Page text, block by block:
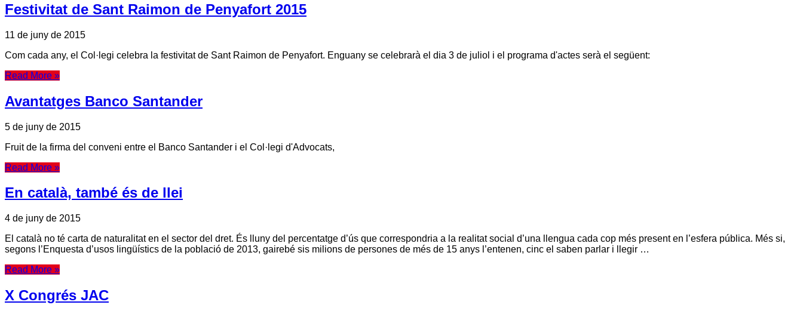
Festivitat de Sant Raimon de Penyafort 2015
11 de juny de 2015
Com cada any, el Col·legi celebra la festivitat de Sant Raimon de Penyafort. Enguany se celebrarà el dia 3 de juliol i el programa d'actes serà el següent:
Read More »
Avantatges Banco Santander
5 de juny de 2015
Fruit de la firma del conveni entre el Banco Santander i el Col·legi d'Advocats,
Read More »
En català, també és de llei
4 de juny de 2015
El català no té carta de naturalitat en el sector del dret. És lluny del percentatge d’ús que correspondria a la realitat social d’una llengua cada cop més present en l’esfera pública. Més si,
segons l’Enquesta d’usos lingüístics de la població de 2013, gairebé sis milions de persones de més de 15 anys l’entenen, cinc el saben parlar i llegir …
Read More »
X Congrés JAC